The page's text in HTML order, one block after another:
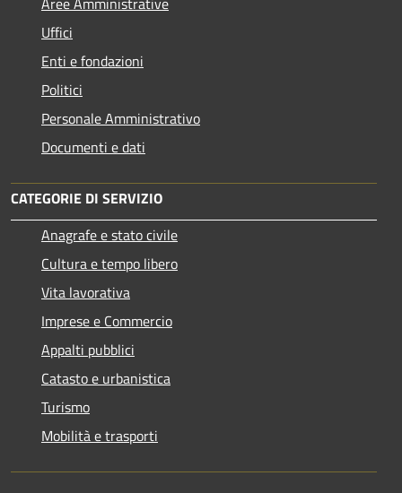
Uffici
Enti e fondazioni
Politici
Personale Amministrativo
Documenti e dati
CATEGORIE DI SERVIZIO
Anagrafe e stato civile
Cultura e tempo libero
Vita lavorativa
Imprese e Commercio
Appalti pubblici
Catasto e urbanistica
Turismo
Mobilità e trasporti